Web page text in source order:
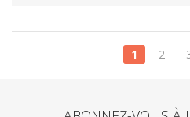
1 2